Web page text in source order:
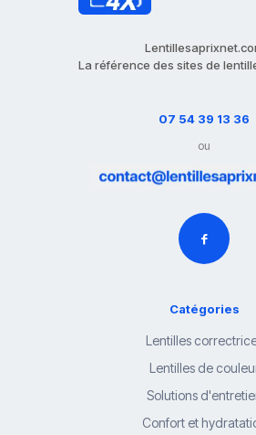
La référence des sites de
07 54 39 13 36
ou
Catégories
Lentilles
Lentilles de
Solutions
Confort et